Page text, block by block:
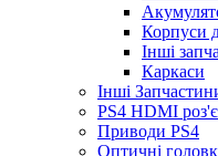
Корпуси
Інші
Каркаси
Інші
PS4 HDMI
Приводи PS4
Оптичні